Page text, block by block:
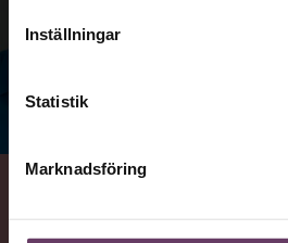
Inställningar
Statistik
Marknadsföring